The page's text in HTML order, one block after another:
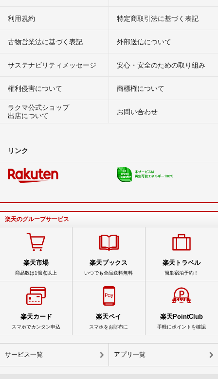
利用規約 特定商取引法に基づく表記
古物営業法に基づく表記 外部送信について
サステナビリティメッセージ 安心・安全のための取り組み
権利侵害について
商標権について
ラクマ公式ショップ
出店について
お問い合わせ
リンク
楽天のグループサービス
楽天市場
商品数は1億点以上
楽天ブックス
いつでも全品送料無料
楽天トラベル
簡単宿泊予約！
楽天カード
スマホでカンタン申込
楽天ペイ
スマホをお財布に
楽天PointClub
手軽にポイントを確認
サービス一覧 アプリ一覧